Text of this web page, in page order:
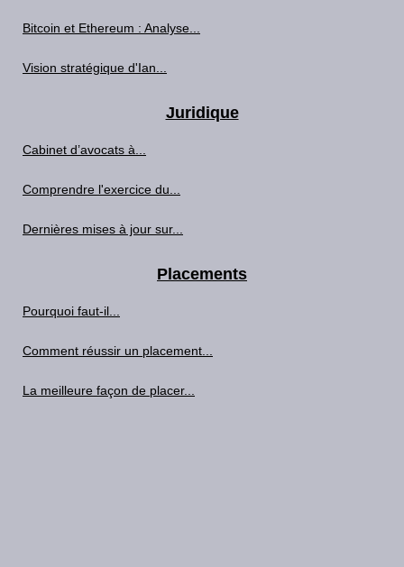
Bitcoin et Ethereum : Analyse...
Vision stratégique d'Ian...
Juridique
Cabinet d’avocats à...
Comprendre l'exercice du...
Dernières mises à jour sur...
Placements
Pourquoi faut-il...
Comment réussir un placement...
La meilleure façon de placer...